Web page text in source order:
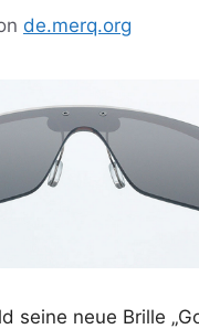
de.merq.org
seine neue Brille